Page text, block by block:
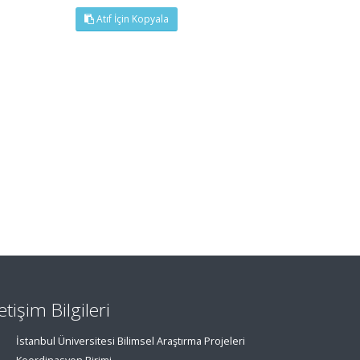
Atıf İçin Kopyala
Bilgileri
İstanbul Üniversitesi Bilimsel Araştırma Projeleri